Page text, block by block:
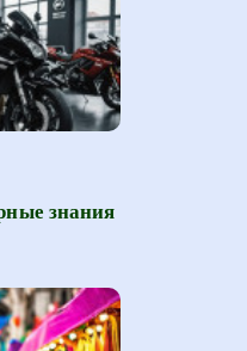
знания